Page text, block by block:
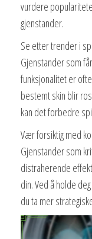
vurdere
gjenstander.
Se etter trender i
Gjenstander som
funksjonalitet er
bestemt skin blir
kan det forbedre
Vær forsiktig med
Gjenstander som
distraherende
din. Ved å holde
du ta mer